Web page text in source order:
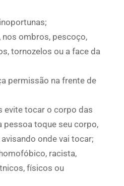
ombros, pescoço,
tornozelos ou a face da
permissão na frente de
evite tocar o corpo das
pessoa toque seu corpo,
onde vai tocar;
racista,
físicos ou